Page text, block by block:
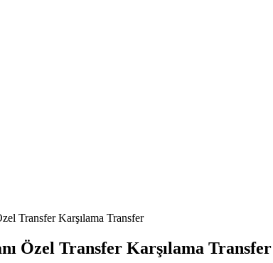
Transfer Karşılama Transfer
Özel Transfer Karşılama Transfer